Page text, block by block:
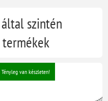
szintén
Tényleg van készleten!